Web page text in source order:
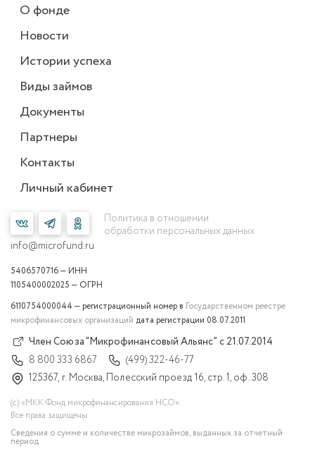
О фонде
Новости
Истории успеха
Виды займов
Документы
Партнеры
Контакты
Личный кабинет
info@microfund.ru
Политика в отношении
обработки персональных данных
5406570716 — ИНН
1105400002025 — ОГРН
6110754000044 — регистрационный номер в Государственном реестре
микрофинансовых организаций дата регистрации 08.07.2011
Член Союза “Микрофинансовый Альянс” с 21.07.2014
8 800 333 6867
(499) 322-46-77
125367, г. Москва, Полесский проезд 16, стр. 1, оф. 308
(с) «МКК Фонд микрофинансирования НСО».
Все права защищены
Сведения о сумме и количестве микрозаймов, выданных за отчетный
период